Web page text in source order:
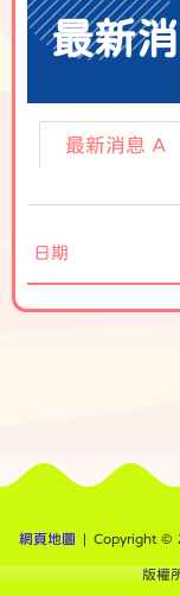
最新
最新消息 A
日期
網頁地圖 | Copyright ©
版權